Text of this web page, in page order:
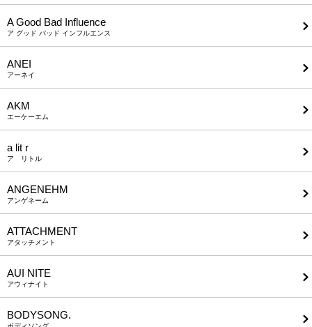
A Good Bad Influence
ア グッド バッド インフルエンス
ANEI
アーネイ
AKM
エーケーエム
a lit r
ア リトル
ANGENEHM
アンゲネーム
ATTACHMENT
アタッチメント
AUI NITE
アウィナイト
BODYSONG.